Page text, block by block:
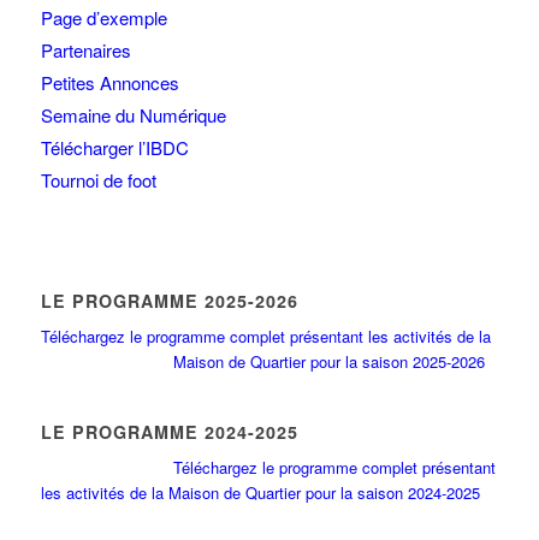
Page d’exemple
Partenaires
Petites Annonces
Semaine du Numérique
Télécharger l’IBDC
Tournoi de foot
LE PROGRAMME 2025-2026
Téléchargez le programme complet présentant les activités de la
Maison de Quartier pour la saison 2025-2026
LE PROGRAMME 2024-2025
Téléchargez le programme complet présentant
les activités de la Maison de Quartier pour la saison 2024-2025